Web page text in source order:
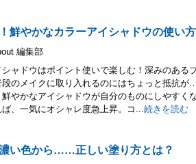
鮮やかなカラーアイシャドウの使い方
編集部
ャドウはポイント使いで楽しむ！深みのある
段のメイクに取り入れるのにはちょっと抵抗
やかなアイシャドウが自分のものにしやすく
、一気にオシャレ度急上昇。コ...続きを読む
い色から……正しい塗り方とは？